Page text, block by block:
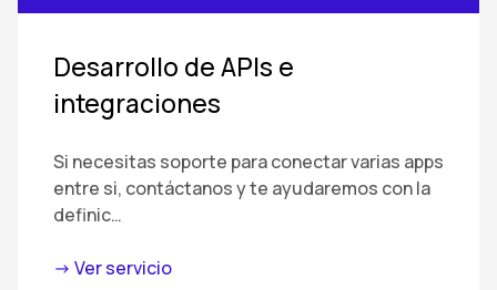
Desarrollo de APIs e
integraciones
Si necesitas soporte para conectar varias apps
entre si, contáctanos y te ayudaremos con la
definic…
-> Ver servicio